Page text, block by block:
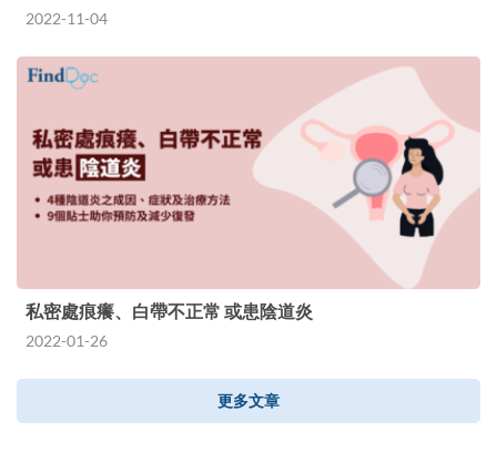
2022-11-04
私密處痕癢、白帶不正常 或患陰道炎
2022-01-26
更多文章